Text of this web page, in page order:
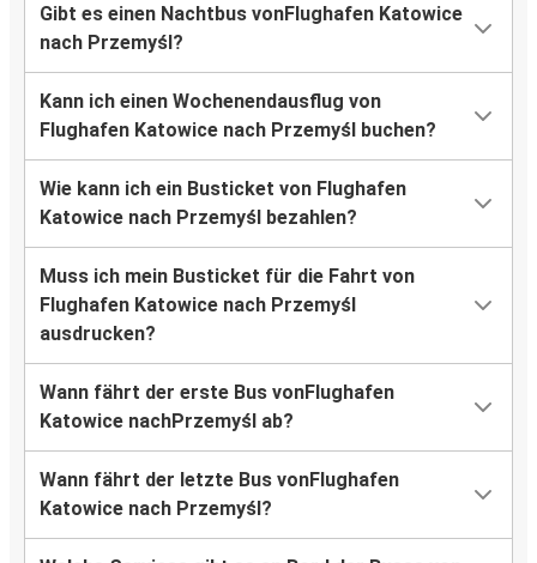
Gibt es einen Nachtbus vonFlughafen Katowice
nach Przemyśl?
Kann ich einen Wochenendausflug von
Flughafen Katowice nach Przemyśl buchen?
Wie kann ich ein Busticket von Flughafen
Katowice nach Przemyśl bezahlen?
Muss ich mein Busticket für die Fahrt von
Flughafen Katowice nach Przemyśl
ausdrucken?
Wann fährt der erste Bus vonFlughafen
Katowice nachPrzemyśl ab?
Wann fährt der letzte Bus vonFlughafen
Katowice nach Przemyśl?